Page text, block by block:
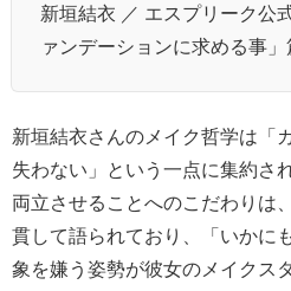
新垣結衣 ／ エスプリーク公
ァンデーションに求める事」
新垣結衣さんのメイク哲学は「
失わない」という一点に集約さ
両立させることへのこだわりは
貫して語られており、「いかに
象を嫌う姿勢が彼女のメイクス